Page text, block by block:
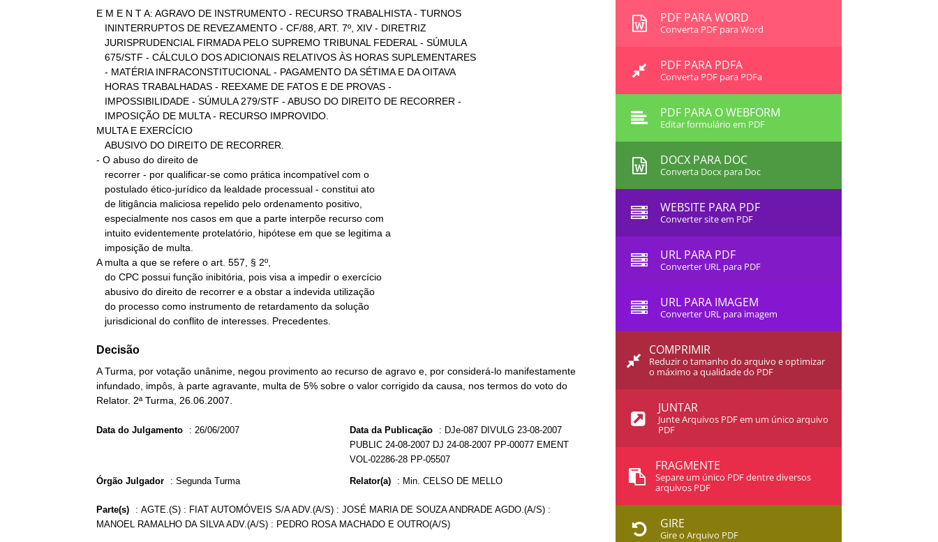
E M E N T A: AGRAVO DE INSTRUMENTO - RECURSO TRABALHISTA - TURNOS
MULTA E EXERCÍCIO
- O abuso do direito de
A multa a que se refere o art. 557, § 2º,
   jurisdicional do conflito de interesses. Precedentes.
Decisão
A Turma, por votação unânime, negou provimento ao recurso de agravo e, por considerá-lo manifestamente
infundado, impôs, à parte agravante, multa de 5% sobre o valor corrigido da causa, nos termos do voto do
Relator. 2ª Turma, 26.06.2007.
Data do Julgamento : 26/06/2007 Data da Publicação : DJe-087 DIVULG 23-08-2007
PUBLIC 24-08-2007 DJ 24-08-2007 PP-00077 EMENT
VOL-02286-28 PP-05507
Órgão Julgador : Segunda Turma Relator(a) : Min. CELSO DE MELLO
Parte(s) : AGTE.(S) : FIAT AUTOMÓVEIS S/A ADV.(A/S) : JOSÉ MARIA DE SOUZA ANDRADE AGDO.(A/S) :
MANOEL RAMALHO DA SILVA ADV.(A/S) : PEDRO ROSA MACHADO E OUTRO(A/S)
PDF PARA WORD
Converta PDF para Word
PDF PARA PDFA
Converta PDF para PDFa
PDF PARA O WEBFORM
Editar formulário em PDF
DOCX PARA DOC
Converta Docx para Doc
WEBSITE PARA PDF
Converter site em PDF
URL PARA PDF
Converter URL para PDF
URL PARA IMAGEM
Converter URL para imagem
COMPRIMIR
Reduzir o tamanho do arquivo e optimizar
o máximo a qualidade do PDF
JUNTAR
Junte Arquivos PDF em um único arquivo
PDF
FRAGMENTE
Separe um único PDF dentre diversos
arquivos PDF
GIRE
Gire o Arquivo PDF